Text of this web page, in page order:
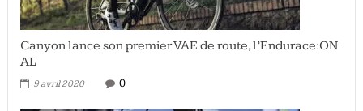
Canyon lance son premier VAE de route, l’Endurace:ON
AL
9 avril 2020 0